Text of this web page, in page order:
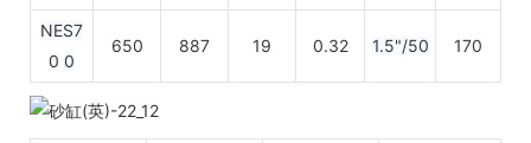
NES7
0 0
650 887 19 0.32 1.5"/50 170